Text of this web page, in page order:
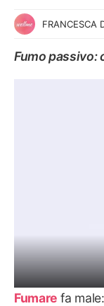
FRANCESCA
Fumo passivo:
Fumare fa